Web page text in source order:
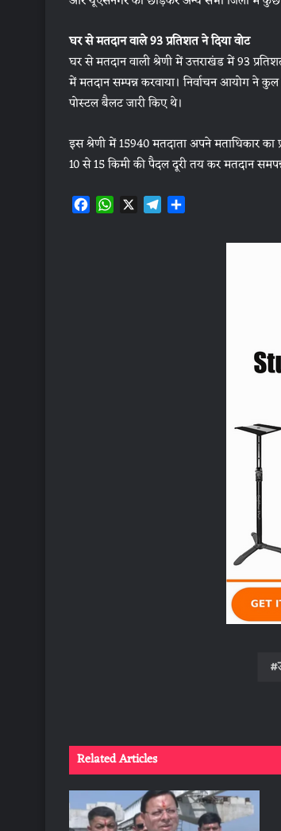
घर से मतदान वाले 93 प्रतिशत ने दिया वोट
घर से मतदान वाली श्रेणी में उत्तराखंड में 93
में मतदान सम्पन्न करवाया। निर्वाचन आयोग ने
पोस्टल बैलट जारी किए थे।
इस श्रेणी में 15940 मतदाता अपने मताधिकार का
10 से 15 किमी की पैदल दूरी तय कर मतदान
F W X T
Related Articles